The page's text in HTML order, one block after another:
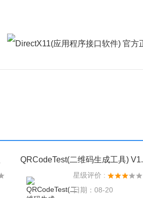
QRCodeTest(二维码生成工具) V1.
星级评价 :
日期：08-20